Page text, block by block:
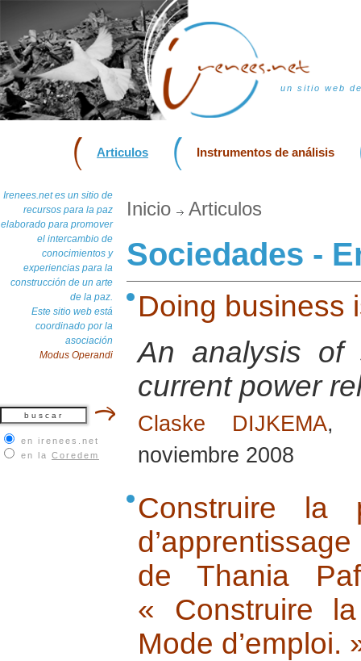
un sitio web
Articulos Instrumentos de análisis
Irenees.net es un sitio de
recursos para la paz
elaborado para promover
el intercambio de
conocimientos y
experiencias para la
construcción de un arte
de la paz.
Este sitio web está
coordinado por la
asociación
Modus Operandi
en irenees.net
en la Coredem
Inicio Articulos
Sociedades -
Doing business
An analysis of
current power
Claske DIJKEMA,
noviembre 2008
Construire la
de Thania
« Construire
Mode d’emploi.